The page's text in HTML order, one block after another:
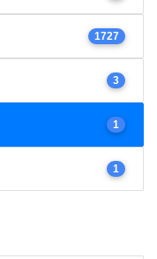
1727
3
1
1